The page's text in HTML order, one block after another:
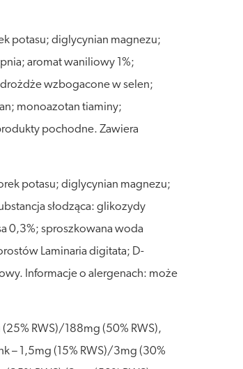
potasu; diglycynian magnezu;
aromat waniliowy 1%;
wzbogacone w selen;
monoazotan tiaminy;
pochodne. Zawiera
potasu; diglycynian magnezu;
słodząca: glikozydy
0,3%; sproszkowana woda
Laminaria digitata; D-
Informacje o alergenach: może
RWS)/188mg (50% RWS),
– 1,5mg (15% RWS)/3mg (30%